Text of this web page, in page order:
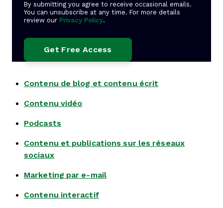
By submitting you agree to receive occasional emails.
You can unsubscribe at any time. For more details
review our Privacy Policy.
Contenu de blog et contenu écrit
Contenu vidéo
Podcasts
Contenu et publications sur les réseaux
sociaux
Marketing par e-mail
Contenu interactif